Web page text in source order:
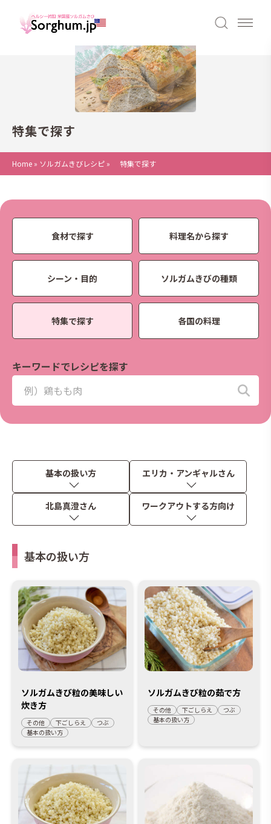
特集で探す
Home » ソルガムきびレシピ » 特集で探す
食材で探す 料理名から探す
シーン・目的 ソルガムきびの種類
特集で探す 各国の料理
キーワードでレシピを探す
基本の扱い方 エリカ・アンギャルさん
北島真澄さん ワークアウトする方向け
基本の扱い方
ソルガムきび粒の美味しい
炊き方
その他 下ごしらえ
つぶ
基本の扱い方
ソルガムきび粒の茹で方
その他 下ごしらえ
つぶ
基本の扱い方